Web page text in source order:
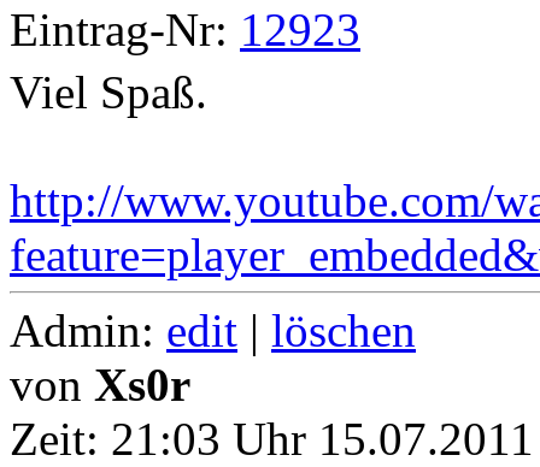
Eintrag-Nr: 12923
Viel Spaß.
http://www.youtube.com/
Admin: edit | löschen
von Xs0r
Zeit: 21:03 Uhr